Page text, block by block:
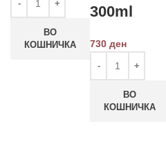
ВО
КОШНИЧКА
300ml
730 ден
ВО
КОШНИЧКА